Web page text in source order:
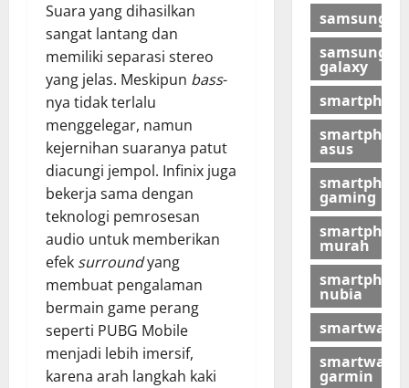
Suara yang dihasilkan
sangat lantang dan
memiliki separasi stereo
yang jelas. Meskipun bass-
nya tidak terlalu
menggelegar, namun
kejernihan suaranya patut
diacungi jempol. Infinix juga
bekerja sama dengan
teknologi pemrosesan
audio untuk memberikan
efek surroundyang
membuat pengalaman
bermain game perang
seperti PUBG Mobile
menjadi lebih imersif,
karena arah langkah kaki
samsung
samsung
galaxy
smartphone
smartphone
asus
smartphone
gaming
smartphone
murah
smartphone
nubia
smartwatch
smartwatch
garmin